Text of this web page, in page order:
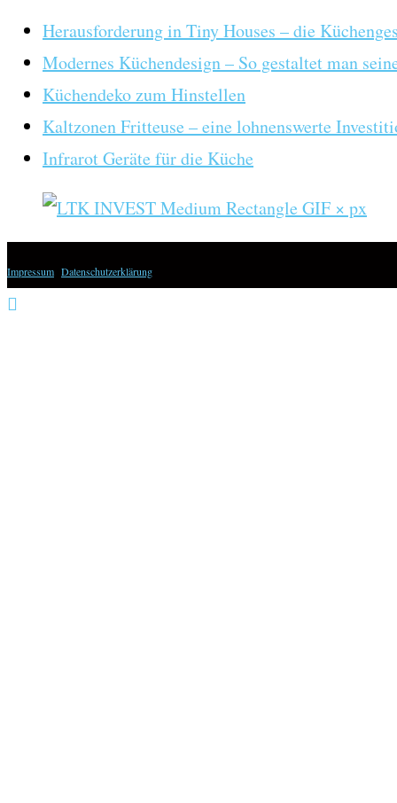
Herausforderung in Tiny Houses – die
Modernes Küchendesign – So gestaltet man
Küchendeko zum Hinstellen
Kaltzonen Fritteuse – eine lohnenswerte
Infrarot Geräte für die Küche
Impressum Datenschutzerklärung